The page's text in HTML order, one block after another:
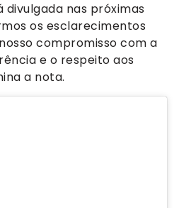
divulgada nas próximas
os esclarecimentos
compromisso com a
e o respeito aos
a nota.